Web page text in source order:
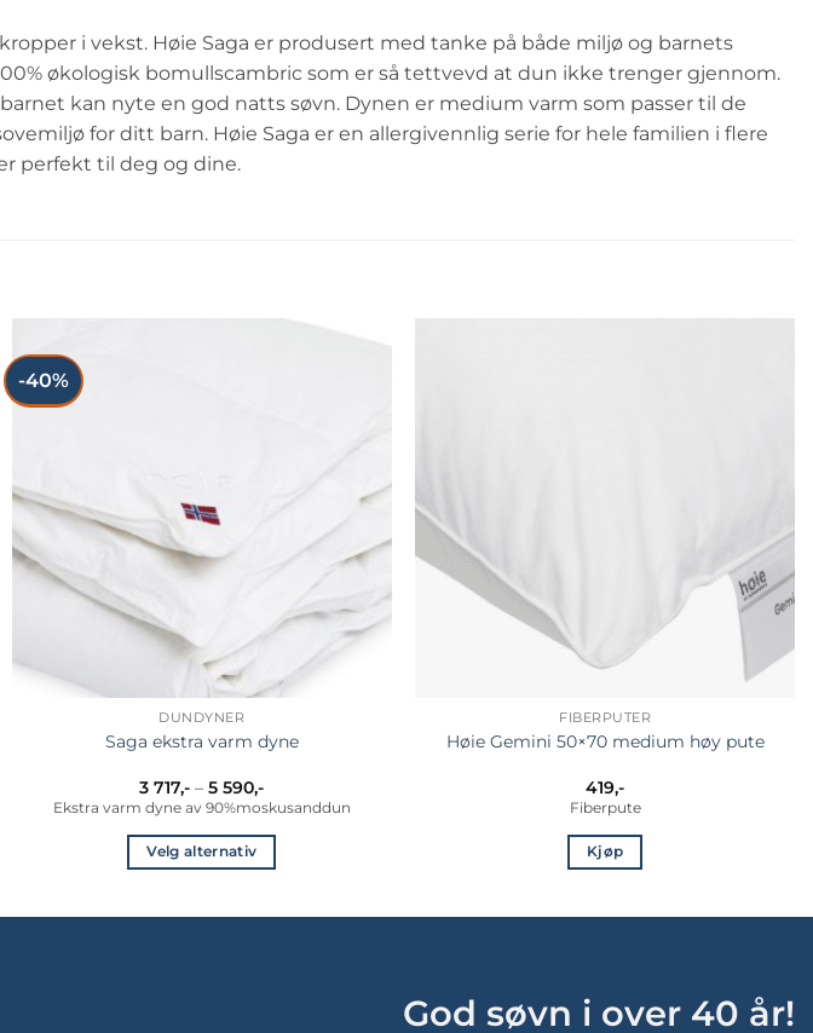
i vekst. Høie Saga er produsert med tanke på både miljø og barnets
økologisk bomullscambric som er så tettvevd at dun ikke trenger gjennom.
kan nyte en god natts søvn. Dynen er medium varm som passer til de
for ditt barn. Høie Saga er en allergivennlig serie for hele familien i flere
perfekt til deg og dine.
-40%
DUNDYNER
Saga ekstra varm dyne
3 717,- – 5 590,-Prisområde:
3
717,-
til
590,-
Ekstra varm dyne av 90%moskusanddun
Velg alternativ
FIBERPUTER
Høie Gemini 50×70 medium høy pute
419,-
Fiberpute
Kjøp
God søvn i over 40 år!